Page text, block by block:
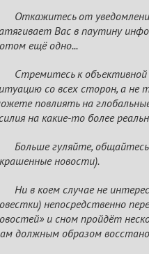
Откажитесь от
Вас в паутину
ещё одно...
Стремитесь к
со всех сторон, а не
повлиять на
на какие-то более
Больше гуляйте,
новости).
Ни в коем случае не
непосредственно
и сном пройдёт
должным образом